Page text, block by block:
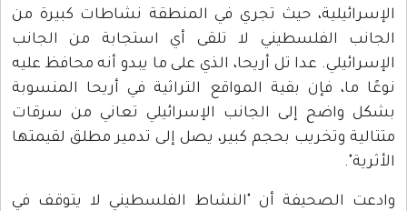
الإسرائيلية، حيث تجري في المنطقة نشاطات كبيرة من
الجانب الفلسطيني لا تلقى أي استجابة من الجانب
الإسرائيلي. عدا تل أريحا، الذي على ما يبدو أنه محافظ عليه
نوعًا ما، فإن بقية المواقع التراثية في أريحا المنسوبة
بشكل واضح إلى الجانب الإسرائيلي تعاني من سرقات
متتالية وتخريب بحجم كبير، يصل إلى تدمير مطلق لقيمتها
الأثرية".
وادعت الصحيفة أن "النشاط الفلسطيني لا يتوقف في